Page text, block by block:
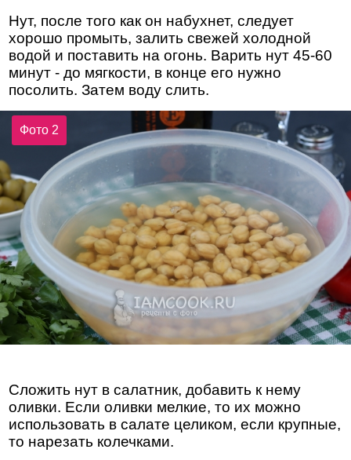
Нут, после того как он набухнет, следует
хорошо промыть, залить свежей холодной
водой и поставить на огонь. Варить нут 45-60
минут - до мягкости, в конце его нужно
посолить. Затем воду слить.
Фото 2
Сложить нут в салатник, добавить к нему
оливки. Если оливки мелкие, то их можно
использовать в салате целиком, если крупные,
то нарезать колечками.